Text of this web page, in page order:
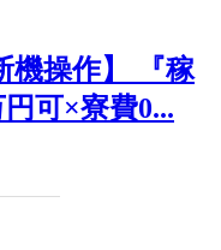
機操作】 『稼
可×寮費0...